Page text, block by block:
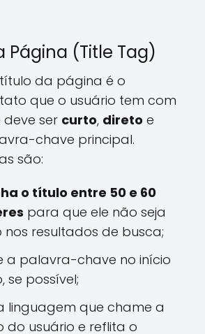
Página (Title Tag)
da página é o
que o usuário tem com
deve ser curto, direto e
chave principal.
são:
o título entre 50 e 60
para que ele não seja
resultados de busca;
a palavra-chave no início
se possível;
linguagem que chame a
do usuário e reflita o